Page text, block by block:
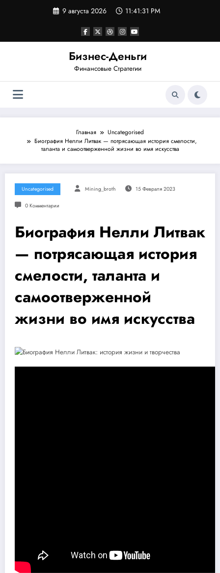
9 августа 2026 11:41:31 PM
Бизнес-Деньги
Финансовые Стратегии
Главная
Uncategorised
Биография Нелли Литвак — потрясающая история смелости,
таланта и самоотверженной жизни во имя искусства
Uncategorised Mining_broth 15 Февраля 2023
0 Комментарии
Биография Нелли Литвак
— потрясающая история
смелости, таланта и
самоотверженной
жизни во имя искусства